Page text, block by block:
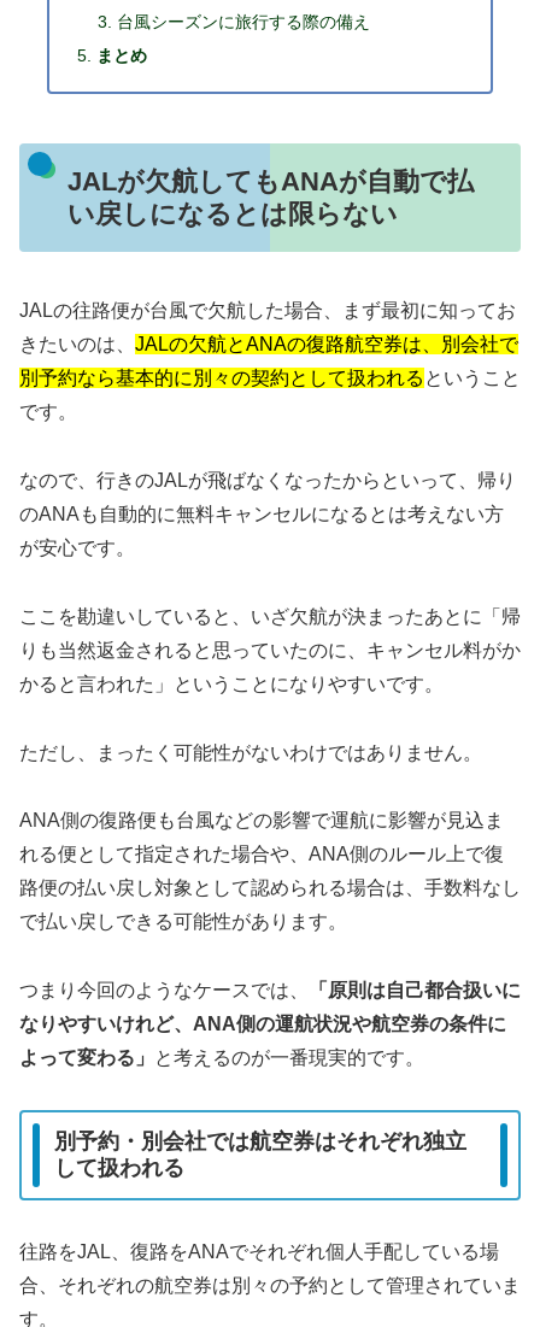
台風シーズンに旅行する際の備え
まとめ
JALが欠航してもANAが自動で払
い戻しになるとは限らない
JALの往路便が台風で欠航した場合、まず最初に知ってお
きたいのは、 JALの欠航とANAの復路航空券は、別会社で
別予約なら基本的に別々の契約として扱われる ということ
です。
なので、行きのJALが飛ばなくなったからといって、帰り
のANAも自動的に無料キャンセルになるとは考えない方
が安心です。
ここを勘違いしていると、いざ欠航が決まったあとに「帰
りも当然返金されると思っていたのに、キャンセル料がか
かると言われた」ということになりやすいです。
ただし、まったく可能性がないわけではありません。
ANA側の復路便も台風などの影響で運航に影響が見込ま
れる便として指定された場合や、ANA側のルール上で復
路便の払い戻し対象として認められる場合は、手数料なし
で払い戻しできる可能性があります。
つまり今回のようなケースでは、
「原則は自己都合扱いに
なりやすいけれど、ANA側の運航状況や航空券の条件に
よって変わる」
と考えるのが一番現実的です。
別予約・別会社では航空券はそれぞれ独立
して扱われる
往路をJAL、復路をANAでそれぞれ個人手配している場
合、それぞれの航空券は別々の予約として管理されていま
す。